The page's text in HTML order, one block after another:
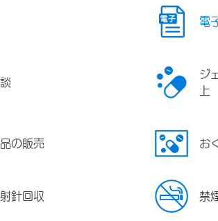
電
ジ
上
の販売 お
針回収 禁